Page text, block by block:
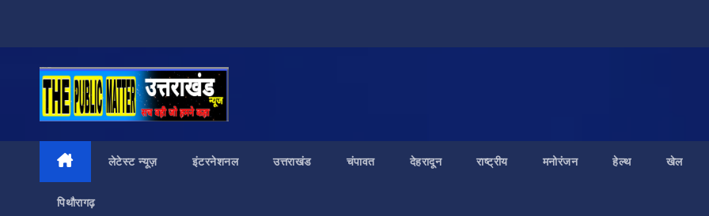
लेटेस्ट न्यूज़ इंटरनेशनल उत्तराखंड चंपावत देहरादून राष्ट्रीय मनोरंजन हेल्थ खेल
पिथौरागढ़